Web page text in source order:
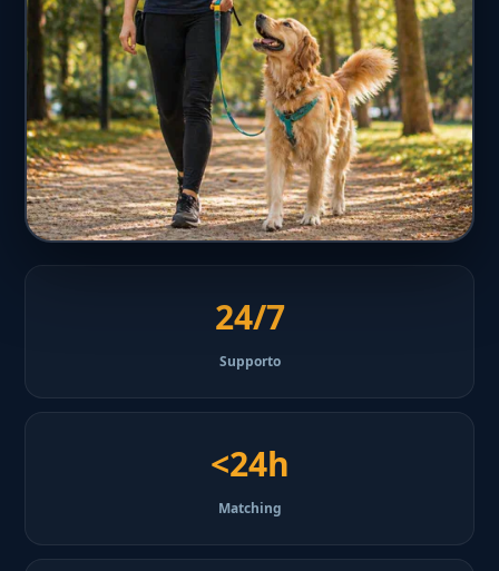
24/7
Supporto
<24h
Matching